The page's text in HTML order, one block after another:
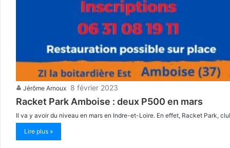
Jérôme Arnoux 8 février 2023
Racket Park Amboise : deux P500 en mars
Il va y avoir du niveau en mars en Indre-et-Loire. En effet, Racket Park,
Lire plus »